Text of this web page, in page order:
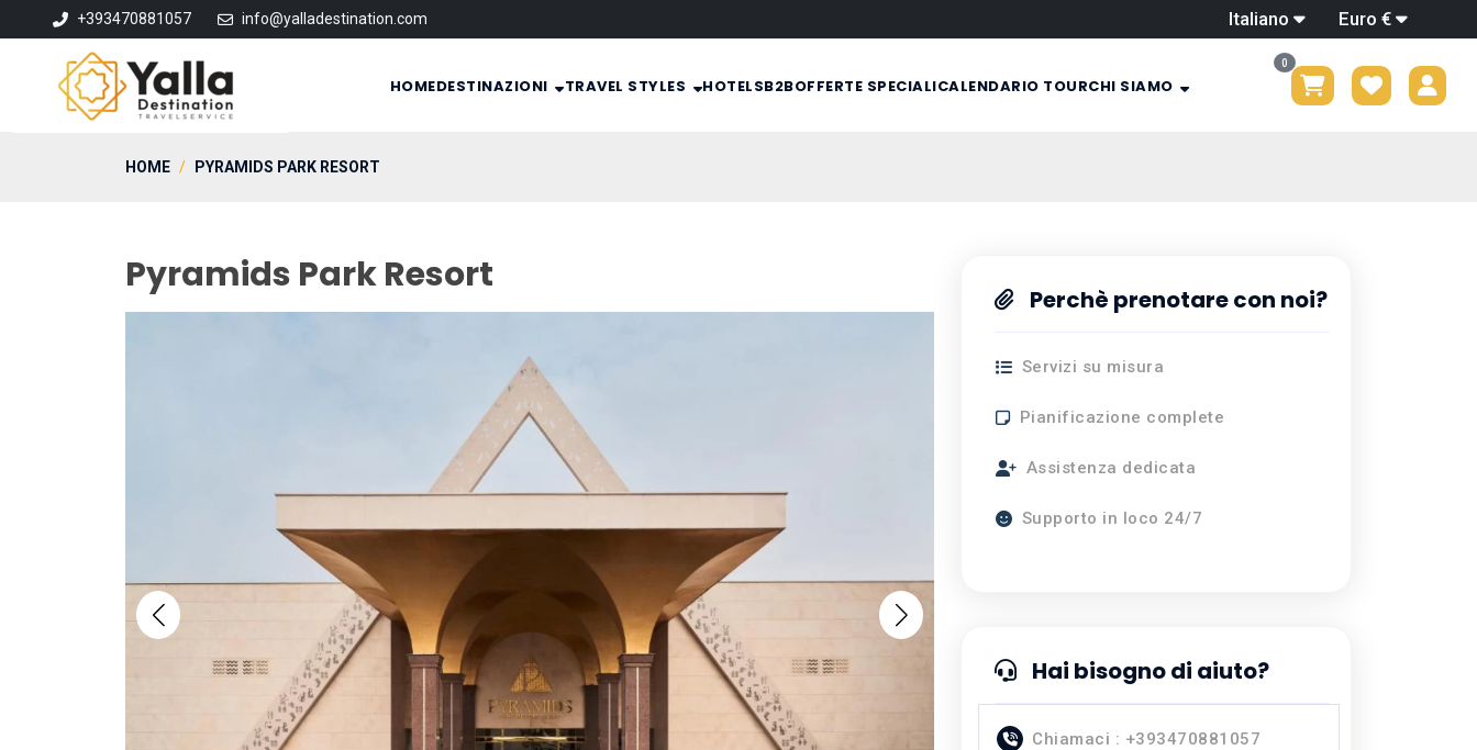
+393470881057 info@yalladestination.com Italiano Euro €
HOMEDESTINAZIONI TRAVEL STYLES HOTELSB2BOFFERTE SPECIALICALENDARIO TOURCHI SIAMO
0
HOME PYRAMIDS PARK RESORT
Pyramids Park Resort
Perchè prenotare con noi?
Servizi su misura
Pianificazione complete
Assistenza dedicata
Supporto in loco 24/7
Hai bisogno di aiuto?
Chiamaci : +393470881057